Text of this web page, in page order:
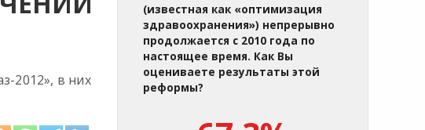
2012», в них
(известная как «оптимизация
здравоохранения») непрерывно
продолжается с 2010 года по
настоящее время. Как Вы
оцениваете результаты этой
реформы?